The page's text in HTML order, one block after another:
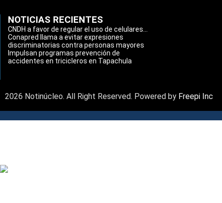
NOTICIAS RECIENTES
CNDH a favor de regular el uso de celulares...
Conapred llama a evitar expresiones
discriminatorias contra personas mayores
Impulsan programas prevención de
accidentes en tricicleros en Tapachula
2026 Notinúcleo. All Right Reserved. Powered by Freepi Inc